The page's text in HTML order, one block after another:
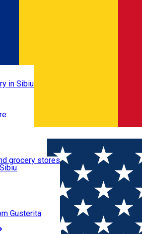
in Sibiu
Sibiu
grocery stores
Gusterita